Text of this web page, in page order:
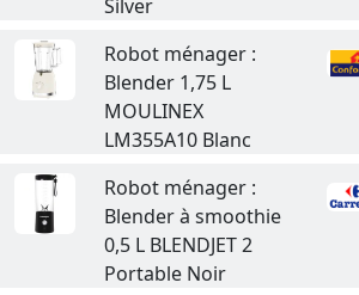
Silver
Robot ménager :
Blender 1,75 L
MOULINEX
LM355A10 Blanc
Robot ménager :
Blender à smoothie
0,5 L BLENDJET 2
Portable Noir